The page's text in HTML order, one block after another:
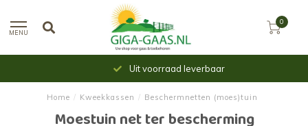
MENU
0
Uit voorraad leverbaar
Home / Kweekkassen / Beschermnetten (moes)tuin